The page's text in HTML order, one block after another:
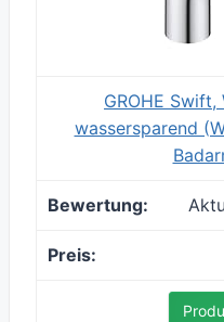
GROHE
wassersparend